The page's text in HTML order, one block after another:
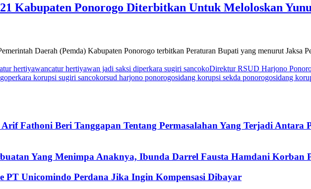
Kabupaten Ponorogo Diterbitkan Untuk Meloloskan
Daerah (Pemda) Kabupaten Ponorogo terbitkan Peraturan Bupati yang menurut Jaksa
hertiyawancatur hertiyawan jadi saksi diperkara sugiri sancokoDirektur RSUD Harjono
perkara korupsi sugiri sancokorsud harjono ponorogosidang korupsi sekda ponorogosidang
Fathoni Beri Tanggapan Tentang Permasalahan Yang Terjadi Antara
Yang Menimpa Anaknya, Ibunda Darrel Fausta Hamdani Korban
PT Unicomindo Perdana Jika Ingin Kompensasi Dibayar